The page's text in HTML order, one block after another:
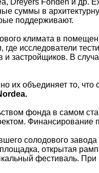
Dreyers Fonden и др.
суммы в
поддерживают.
климата в
исследователи
застройщиков. В
объединяет то, что
.
фонда в самом
Финансирование
солодового
открытая
фестиваль.